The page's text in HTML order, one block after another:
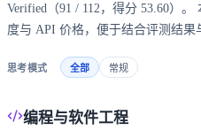
Verified（91 / 112，得分 53.60）
度与 API 价格，便于结合评测结果
思考模式 全部 常规
编程与软件工程